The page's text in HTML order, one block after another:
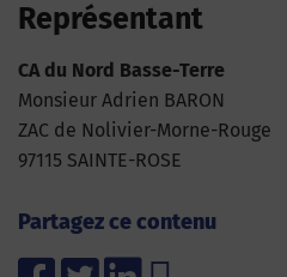
Représentant
CA du Nord Basse-Terre
Monsieur Adrien BARON
ZAC de Nolivier-Morne-Rouge
97115 SAINTE-ROSE
Partagez ce contenu